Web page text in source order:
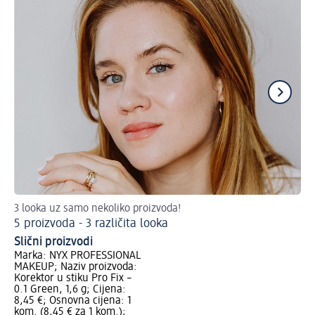
3 looka uz samo nekoliko proizvoda!
5 proizvoda - 3 različita looka
Slični proizvodi
Marka: NYX PROFESSIONAL
MAKEUP; Naziv proizvoda:
Korektor u stiku Pro Fix –
0.1 Green, 1,6 g; Cijena:
8,45 €; Osnovna cijena: 1
kom. (8,45 € za 1 kom.);